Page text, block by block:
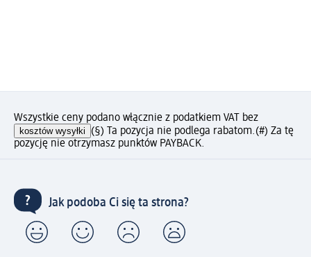
Wszystkie ceny podano włącznie z podatkiem VAT bez
kosztów wysyłki (§) Ta pozycja nie podlega rabatom.(#) Za tę
pozycję nie otrzymasz punktów PAYBACK.
Jak podoba Ci się ta strona?